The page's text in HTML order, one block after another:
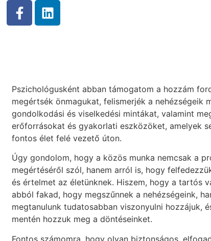
Pszichológusként abban támogatom a hozzám
megértsék önmagukat, felismerjék a nehézségeik
gondolkodási és viselkedési mintákat, valamint
erőforrásokat és gyakorlati eszközöket, amelyek
fontos élet felé vezető úton.
Úgy gondolom, hogy a közös munka nemcsak a
megértéséről szól, hanem arról is, hogy
és értelmet az életünknek. Hiszem, hogy a tartós
abból fakad, hogy megszűnnek a nehézségeink,
megtanulunk tudatosabban viszonyulni hozzájuk,
mentén hozzuk meg a döntéseinket.
Fontos számomra, hogy olyan biztonságos,